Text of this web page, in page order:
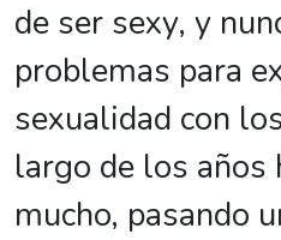
de ser sexy, y
problemas para
sexualidad con
largo de los años
mucho, pasando